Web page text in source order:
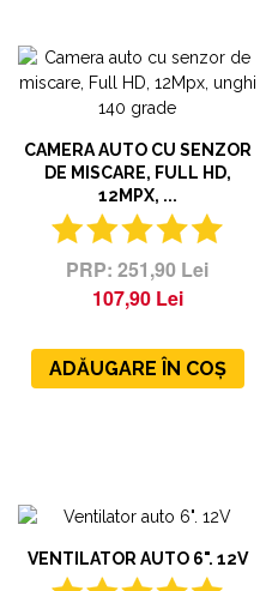
CAMERA AUTO CU SENZOR
DE MISCARE, FULL HD,
12MPX, ...
251,90 Lei
107,90 Lei
ADĂUGARE ÎN COȘ
VENTILATOR AUTO 6". 12V